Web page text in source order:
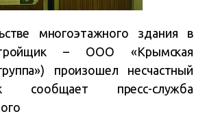
многоэтажного здания в
– ООО «Крымская
произошел несчастный
сообщает пресс-служба